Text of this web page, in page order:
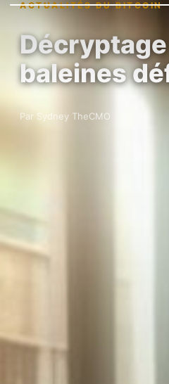
ACTUALITÉS DU BITCOIN
baleines
Par Sydney TheCMO